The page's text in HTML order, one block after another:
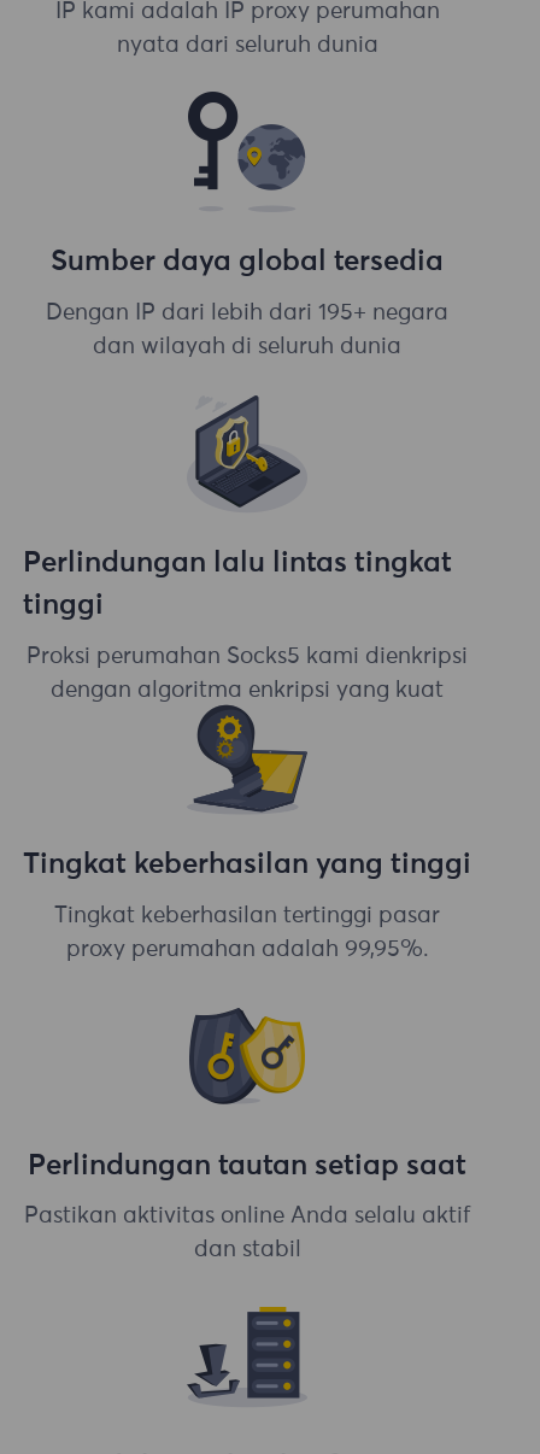
IP kami adalah IP proxy perumahan
nyata dari seluruh dunia
Sumber daya global tersedia
Dengan IP dari lebih dari 195+ negara
dan wilayah di seluruh dunia
Perlindungan lalu lintas tingkat
tinggi
Proksi perumahan Socks5 kami dienkripsi
dengan algoritma enkripsi yang kuat
Tingkat keberhasilan yang tinggi
Tingkat keberhasilan tertinggi pasar
proxy perumahan adalah 99,95%.
Perlindungan tautan setiap saat
Pastikan aktivitas online Anda selalu aktif
dan stabil